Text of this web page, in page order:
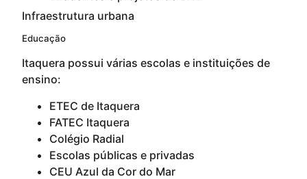
Infraestrutura urbana
Educação
Itaquera possui várias escolas e instituições de
ensino:
ETEC de Itaquera
FATEC Itaquera
Colégio Radial
Escolas públicas e privadas
CEU Azul da Cor do Mar